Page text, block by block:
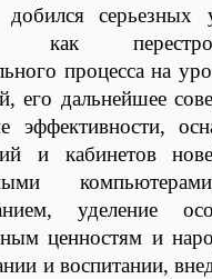
добился серьезных
как
процесса на
его дальнейшее
эффективности,
и кабинетов
уделение
ценностям и
и воспитании,